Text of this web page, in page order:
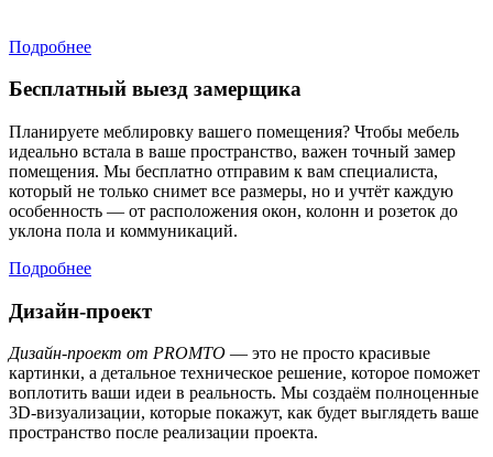
Подробнее
Бесплатный выезд замерщика
Планируете меблировку вашего помещения? Чтобы мебель
идеально встала в ваше пространство, важен точный замер
помещения. Мы бесплатно отправим к вам специалиста,
который не только снимет все размеры, но и учтёт каждую
особенность — от расположения окон, колонн и розеток до
уклона пола и коммуникаций.
Подробнее
Дизайн-проект
Дизайн-проект от PROMTO — это не просто красивые
картинки, а детальное техническое решение, которое поможет
воплотить ваши идеи в реальность. Мы создаём полноценные
3D-визуализации, которые покажут, как будет выглядеть ваше
пространство после реализации проекта.